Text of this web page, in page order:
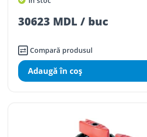
30623 MDL / buc
Compară produsul
Adaugă în coş